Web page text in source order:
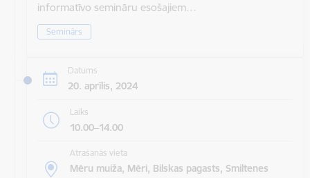
informatīvo semināru esošajiem…
Seminārs
Datums
20. aprīlis, 2024
Laiks
10.00–14.00
Atrašanās vieta
Mēru muiža, Mēri, Bilskas pagasts, Smiltenes